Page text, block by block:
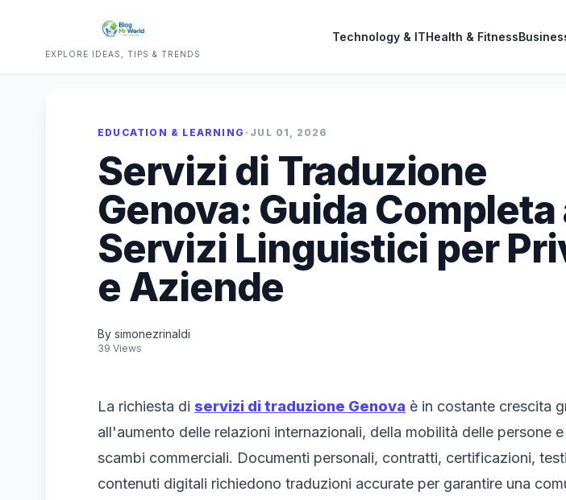
EXPLORE IDEAS, TIPS & TRENDS
Technology & ITHealth & Fitness
EDUCATION & LEARNING • JUL 01, 2026
Servizi di Traduzione
Genova: Guida Completa
Servizi Linguistici per
e Aziende
By simonezrinaldi
39 Views
La richiesta di servizi di traduzione Genova è in costante crescita
all'aumento delle relazioni internazionali, della mobilità delle persone
scambi commerciali. Documenti personali, contratti, certificazioni,
contenuti digitali richiedono traduzioni accurate per garantire una